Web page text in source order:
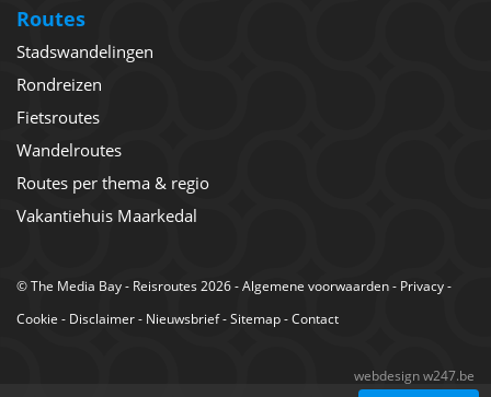
Routes
Stadswandelingen
Rondreizen
Fietsroutes
Wandelroutes
Routes per thema & regio
Vakantiehuis Maarkedal
©The Media Bay- Reisroutes 2026 -Algemene voorwaarden- Privacy-
Cookie - Disclaimer- Nieuwsbrief-Sitemap-Contact
webdesign w247.be